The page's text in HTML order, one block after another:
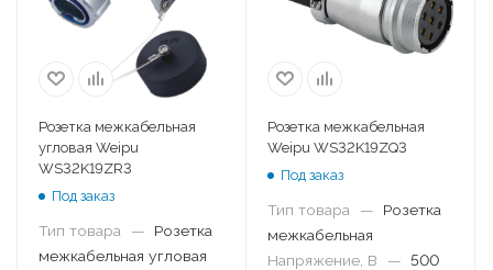
Розетка межкабельная
угловая Weipu
WS32K19ZR3
Под заказ
Тип товара —
Розетка
межкабельная угловая
Розетка межкабельная
Weipu WS32K19ZQ3
Под заказ
Тип товара —
Розетка
межкабельная
Напряжение, В
— 500